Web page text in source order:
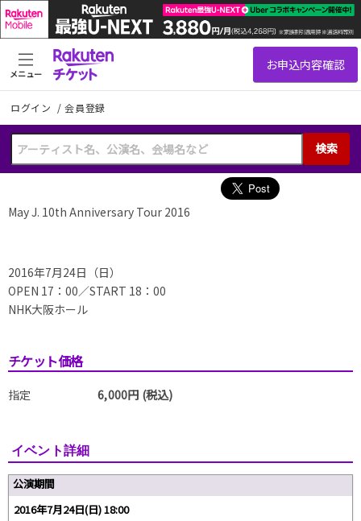
ログイン /会員登録
検索
メニュー
May J. 10th Anniversary Tour 2016
2016年7月24日（日）
OPEN 17：00／START 18：00
NHK大阪ホール
チケット価格
指定 6,000円 (税込)
イベント詳細
公演期間
2016年7月24日(日) 18:00